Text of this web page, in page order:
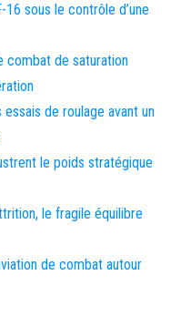
16 sous le contrôle d’une
combat de saturation
de roulage avant un
le poids stratégique
le fragile équilibre
de combat autour